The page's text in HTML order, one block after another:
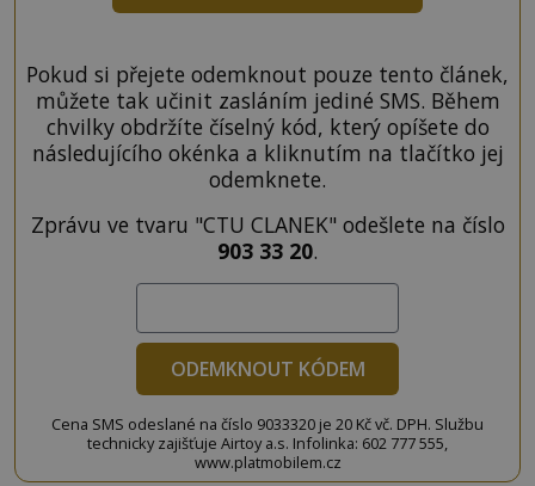
Pokud si přejete odemknout pouze tento článek,
můžete tak učinit zasláním jediné SMS. Během
chvilky obdržíte číselný kód, který opíšete do
následujícího okénka a kliknutím na tlačítko jej
odemknete.
Zprávu ve tvaru "CTU CLANEK" odešlete na číslo
903 33 20.
ODEMKNOUT KÓDEM
Cena SMS odeslané na číslo 9033320 je 20 Kč vč. DPH. Službu
technicky zajišťuje Airtoy a.s. Infolinka: 602 777 555,
www.platmobilem.cz